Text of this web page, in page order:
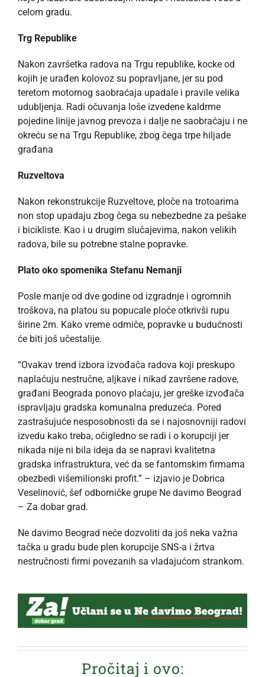
celom gradu.
Trg Republike
Nakon završetka radova na Trgu republike, kocke od
kojih je urađen kolovoz su popravljane, jer su pod
teretom motornog saobraćaja upadale i pravile velika
udubljenja. Radi očuvanja loše izvedene kaldrme
pojedine linije javnog prevoza i dalje ne saobraćaju i ne
okreću se na Trgu Republike, zbog čega trpe hiljade
građana
Ruzveltova
Nakon rekonstrukcije Ruzveltove, ploče na trotoarima
non stop upadaju zbog čega su nebezbedne za pešake
i bicikliste. Kao i u drugim slučajevima, nakon velikih
radova, bile su potrebne stalne popravke.
Plato oko spomenika Stefanu Nemanji
Posle manje od dve godine od izgradnje i ogromnih
troškova, na platou su popucale ploče otkrivši rupu
širine 2m. Kako vreme odmiče, popravke u budućnosti
će biti još učestalije.
“Ovakav trend izbora izvođača radova koji preskupo
naplaćuju nestručne, aljkave i nikad završene radove,
građani Beograda ponovo plaćaju, jer greške izvođača
ispravljaju gradska komunalna preduzeća. Pored
zastrašujuće nesposobnosti da se i najosnovniji radovi
izvedu kako treba, očigledno se radi i o korupciji jer
nikada nije ni bila ideja da se napravi kvalitetna
gradska infrastruktura, već da se fantomskim firmama
obezbedi višemilionski profit.” – izjavio je Dobrica
Veselinović, šef odborničke grupe Ne davimo Beograd
– Za dobar grad.
Ne davimo Beograd neće dozvoliti da još neka važna
tačka u gradu bude plen korupcije SNS-a i žrtva
nestručnosti firmi povezanih sa vladajućom strankom.
Pročitaj i ovo: